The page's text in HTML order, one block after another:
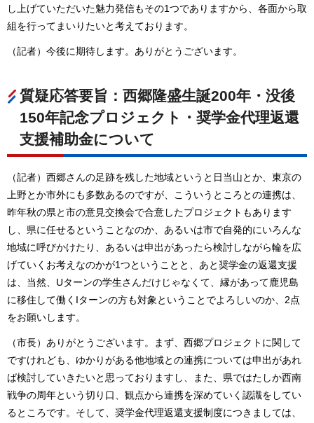
し上げていただいた魅力発信もその1つでありますから、各面から取
組を行ってまいりたいと考えております。
（記者）今後に期待します。ありがとうございます。
質疑応答要旨：西郷隆盛生誕200年・没後
150年記念プロジェクト・奨学金代理返還
支援補助金について
（記者）西郷さんの足跡を残した地域というと日当山とか、東京の
上野とか市外にも多数あるのですが、こういうところとの連携は、
昨年秋の県と市の意見交換会で合意したプロジェクトもあります
し、県に任せるということなのか、あるいは市で自発的にいろんな
地域に呼びかけたり、あるいは申出があったら検討しながら輪を広
げていくお考えなのかが1つということと、あと奨学金の返還支援
は、当然、Uターンの学生さんだけじゃなくて、縁があって鹿児島
に移住して働くIターンの方も対象ということでよろしいのか、2点
をお願いします。
（市長）ありがとうございます。まず、西郷プロジェクトに関して
ですけれども、ゆかりがある他地域との連携については申出があれ
ば検討していきたいと思っておりますし、また、県ではたしか西南
戦争の周年という切り口、観点から連携を深めていく認識をしてい
るところです。そして、奨学金代理返還支援制度につきましては、